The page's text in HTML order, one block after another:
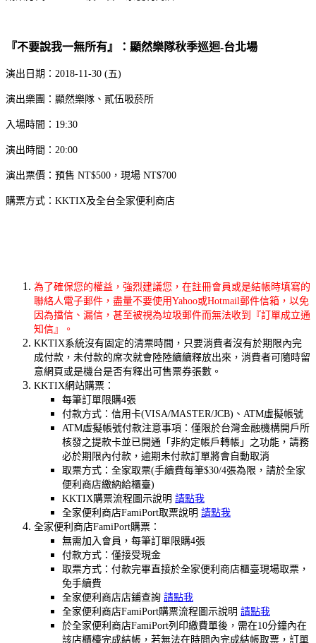
『不要說我一無所有』：顯然樂隊秋季巡迴-台北場
演出日期：2018-11-30 (五)
演出樂團：顯然樂隊、貳伍吸菸所
入場時間：19:30
演出時間：20:00
演出票價：預售 NT$500，現場 NT$700
購票方式：KKTIX及全台全家便利商店
為了確保您的權益，強烈建議您，在註冊會員或是結帳時填寫的
聯絡人電子郵件，盡量不要使用Yahoo或Hotmail郵件信箱，以免
因為擋信、漏信，甚至被視為垃圾郵件而無法收到『訂單成立通
知信』。
KKTIX系統沒有固定的清票時間，只要消費者沒有於期限內完
成付款，未付款的席次就會陸陸續續釋放出來，消費者可隨時留
意網頁或是機台是否有釋出可售票券張數。
KKTIX網站購票：
每筆訂單限購4張
付款方式：信用卡(VISA/MASTER/JCB)、ATM虛擬帳號
ATM虛擬帳號付款注意事項：僅限於台灣金融機構開戶所
核發之提款卡並已開通「非約定帳戶轉帳」之功能，請務
必於期限內付款，逾期未付款訂單將會自動取消
取票方式：全家取票(手續費每筆$30/4張為限，請於全家
便利商店繳納給櫃臺)
KKTIX購票流程圖示說明 請點我
全家便利商店FamiPort取票說明 請點我
全家便利商店FamiPort購票：
無需加入會員，每筆訂單限購4張
付款方式：僅接受現金
取票方式：付款完畢直接於全家便利商店櫃臺現場取票，
免手續費
全家便利商店店鋪查詢 請點我
全家便利商店FamiPort購票流程圖示說明 請點我
於全家便利商店FamiPort列印繳費單後，需在10分鐘內在
該店櫃檯完成結帳，若無法在時間內完成結帳取票，訂單